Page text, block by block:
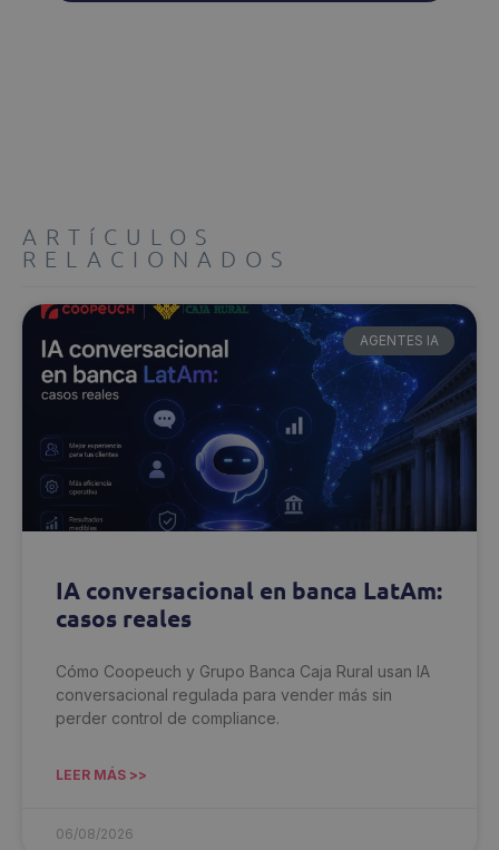
ARTíCULOS
RELACIONADOS
AGENTES IA
IA conversacional en banca LatAm:
casos reales
Cómo Coopeuch y Grupo Banca Caja Rural usan IA
conversacional regulada para vender más sin
perder control de compliance.
LEER MÁS >>
06/08/2026